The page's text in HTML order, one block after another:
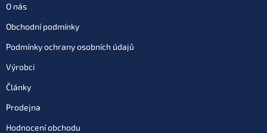
O nás
Obchodní podmínky
Podmínky ochrany osobních údajů
Výrobci
Články
Prodejna
Hodnocení obchodu